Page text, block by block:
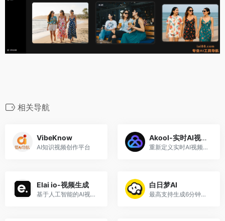
相关导航
VibeKnow
AI知识视频创作平台
Akool-实时AI视频生成
重新定义实时AI视频生成
Elai io-视频生成
基于人工智能的AI视频生成平台
白日梦AI
最高支持生成6分钟视频